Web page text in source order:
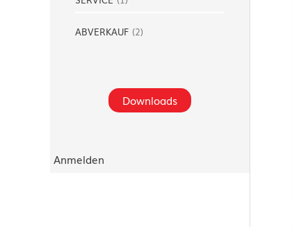
ABVERKAUF (2)
Downloads
Anmelden